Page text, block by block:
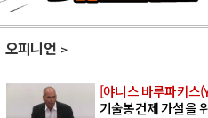
오피니언
[야니스 바루파키스
기술봉건제 가설을